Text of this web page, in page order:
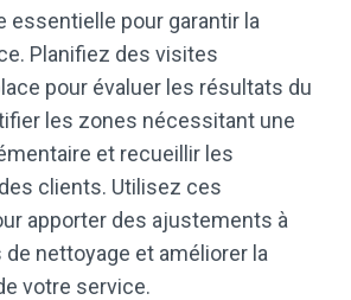
essentielle pour garantir la
Planifiez des visites
pour évaluer les résultats du
les zones nécessitant une
et recueillir les
clients. Utilisez ces
apporter des ajustements à
nettoyage et améliorer la
votre service.